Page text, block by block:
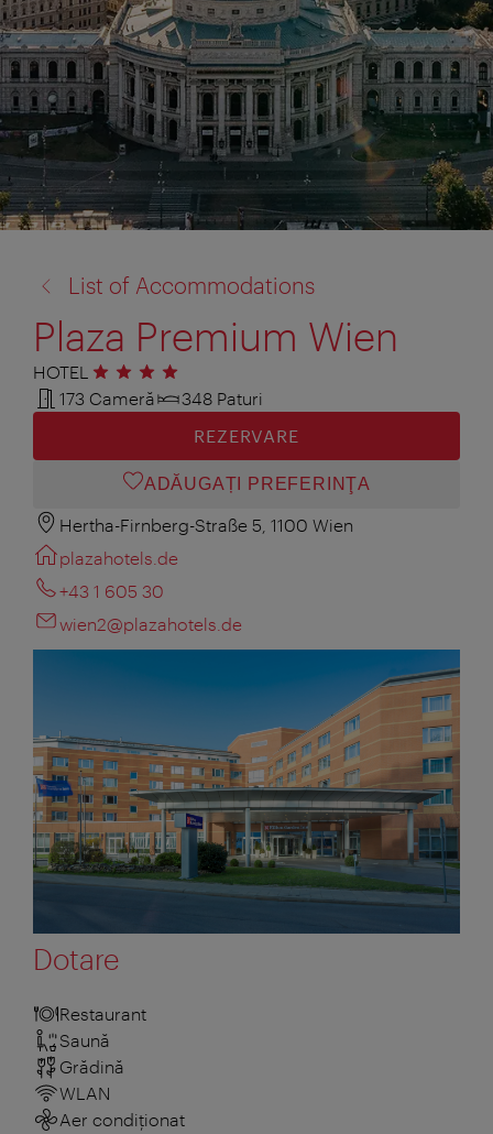
la:
List of Accommodations
Plaza Premium Wien
HOTEL 4 stele
173 Cameră
348 Paturi
REZERVARE
ADĂUGAȚI PREFERINŢA
Hertha-Firnberg-Straße 5, 1100 Wien
plazahotels.de
+43 1 605 30
wien2@plazahotels.de
Dotare
Restaurant
Saună
Grădină
WLAN
Aer condiționat